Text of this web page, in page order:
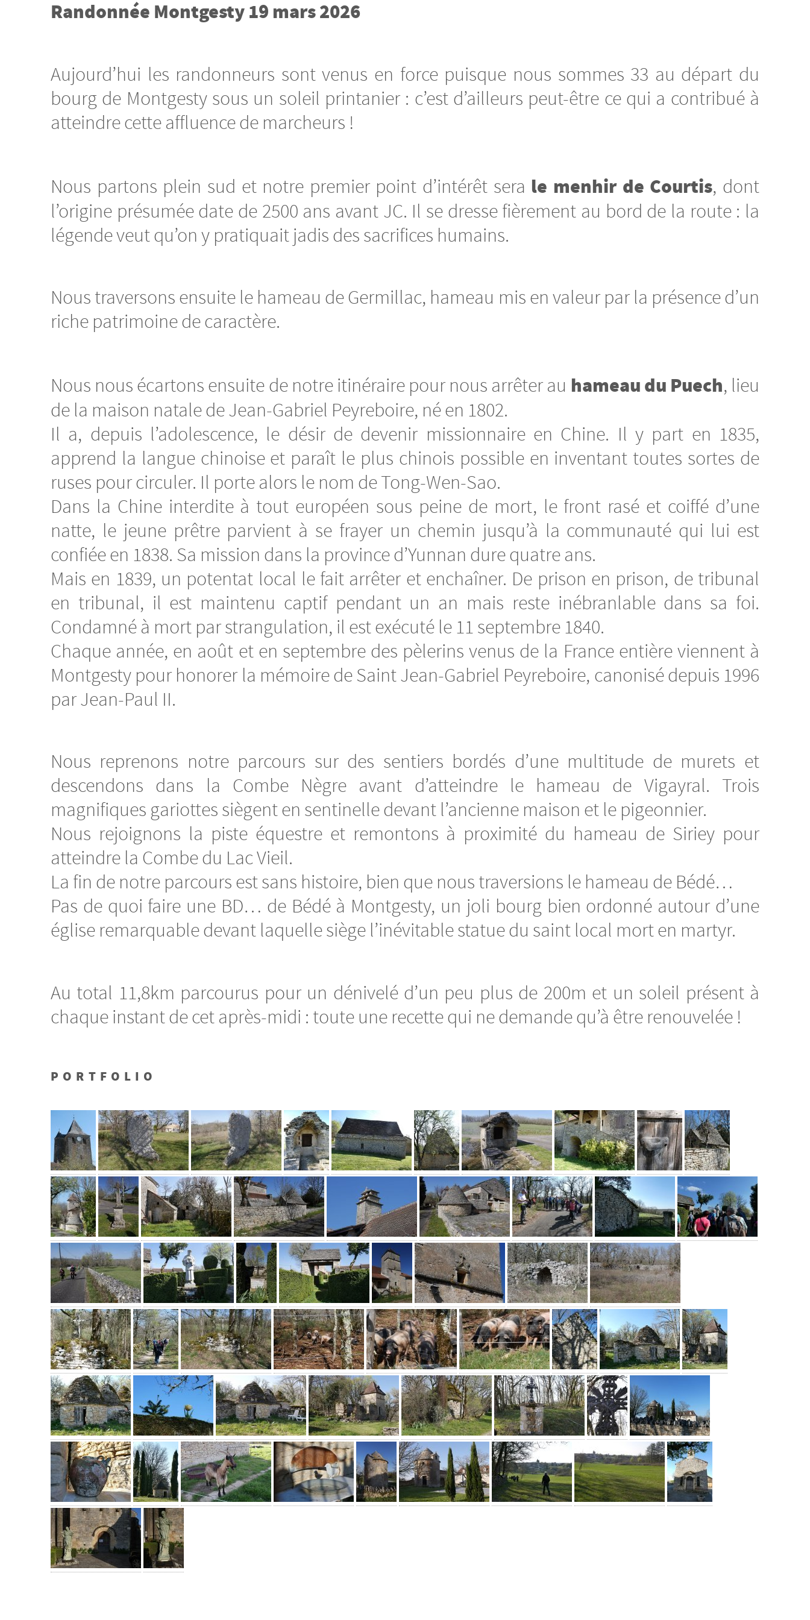
Randonnée Montgesty 19 mars 2026
Aujourd’hui les randonneurs sont venus en force puisque nous sommes 33 au départ du
bourg de Montgesty sous un soleil printanier : c’est d’ailleurs peut-être ce qui a contribué à
atteindre cette affluence de marcheurs !
Nous partons plein sud et notre premier point d’intérêt sera le menhir de Courtis, dont
l’origine présumée date de 2500 ans avant JC. Il se dresse fièrement au bord de la route : la
légende veut qu’on y pratiquait jadis des sacrifices humains.
Nous traversons ensuite le hameau de Germillac, hameau mis en valeur par la présence d’un
riche patrimoine de caractère.
Nous nous écartons ensuite de notre itinéraire pour nous arrêter au hameau du Puech, lieu
de la maison natale de Jean-Gabriel Peyreboire, né en 1802.
Il a, depuis l’adolescence, le désir de devenir missionnaire en Chine. Il y part en 1835,
apprend la langue chinoise et paraît le plus chinois possible en inventant toutes sortes de
ruses pour circuler. Il porte alors le nom de Tong-Wen-Sao.
Dans la Chine interdite à tout européen sous peine de mort, le front rasé et coiffé d’une
natte, le jeune prêtre parvient à se frayer un chemin jusqu’à la communauté qui lui est
confiée en 1838. Sa mission dans la province d’Yunnan dure quatre ans.
Mais en 1839, un potentat local le fait arrêter et enchaîner. De prison en prison, de tribunal
en tribunal, il est maintenu captif pendant un an mais reste inébranlable dans sa foi.
Condamné à mort par strangulation, il est exécuté le 11 septembre 1840.
Chaque année, en août et en septembre des pèlerins venus de la France entière viennent à
Montgesty pour honorer la mémoire de Saint Jean-Gabriel Peyreboire, canonisé depuis 1996
par Jean-Paul II.
Nous reprenons notre parcours sur des sentiers bordés d’une multitude de murets et
descendons dans la Combe Nègre avant d’atteindre le hameau de Vigayral. Trois
magnifiques gariottes siègent en sentinelle devant l’ancienne maison et le pigeonnier.
Nous rejoignons la piste équestre et remontons à proximité du hameau de Siriey pour
atteindre la Combe du Lac Vieil.
La fin de notre parcours est sans histoire, bien que nous traversions le hameau de Bédé…
Pas de quoi faire une BD… de Bédé à Montgesty, un joli bourg bien ordonné autour d’une
église remarquable devant laquelle siège l’inévitable statue du saint local mort en martyr.
Au total 11,8km parcourus pour un dénivelé d’un peu plus de 200m et un soleil présent à
chaque instant de cet après-midi : toute une recette qui ne demande qu’à être renouvelée !
PORTFOLIO